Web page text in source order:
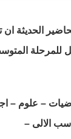
الحديثة ان
للمرحلة
– علوم –
الالى –